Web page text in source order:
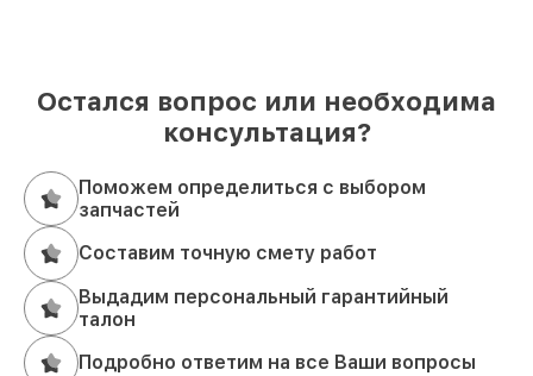
Остался вопрос или необходима
консультация?
Поможем определиться с выбором
запчастей
Составим точную смету работ
Выдадим персональный гарантийный
талон
Подробно ответим на все Ваши вопросы